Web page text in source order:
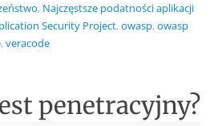
, Najczęstsze podatności aplikacji
Security Project,owasp,owasp
,veracode
penetracyjny?